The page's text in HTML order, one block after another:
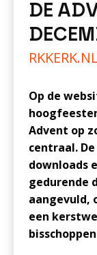
DE
Op de
Advent op
centraal.
downloads
gedurende
aangevuld,
een